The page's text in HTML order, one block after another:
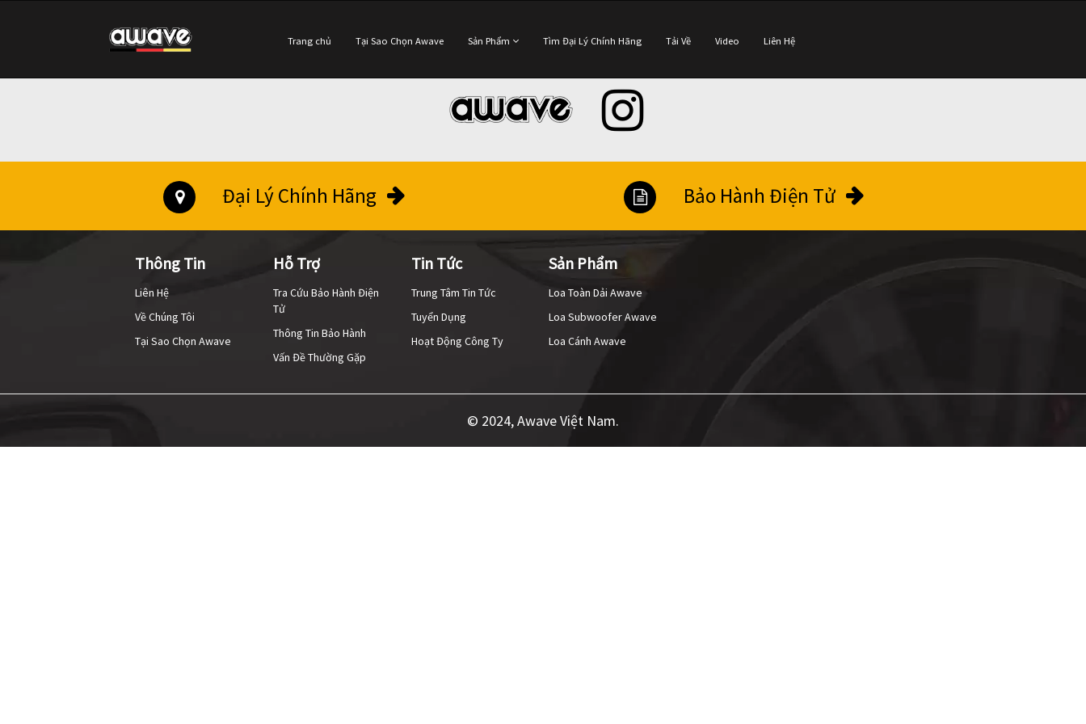
Trang chủ Tại Sao Chọn Awave Sản Phẩm Tìm Đại Lý Chính Hãng Tải Về Video Liên Hệ
Đại Lý Chính Hãng Bảo Hành Điện Tử
Thông Tin
Liên Hệ
Về Chúng Tôi
Tại Sao Chọn Awave
Hỗ Trợ
Tra Cứu Bảo Hành Điện
Tử
Thông Tin Bảo Hành
Vấn Đề Thường Gặp
Tin Tức
Trung Tâm Tin Tức
Tuyển Dụng
Hoạt Động Công Ty
Sản Phẩm
Loa Toàn Dải Awave
Loa Subwoofer Awave
Loa Cánh Awave
© 2024, Awave Việt Nam.